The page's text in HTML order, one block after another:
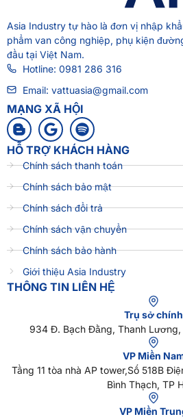
Asia Industry tự hào là đơn vị nhập
phẩm van công nghiệp, phụ kiện
đầu tại Việt Nam.
Hotline: 0981 286 316
Email: vattuasia@gmail.com
MẠNG XÃ HỘI
HỖ TRỢ KHÁCH HÀNG
Chính sách thanh toán
Chính sách bảo mật
Chính sách đổi trả
Chính sách vận chuyển
Chính sách bảo hành
Giới thiệu Asia Industry
THÔNG TIN LIÊN HỆ
Trụ sở chính
934 Đ. Bạch Đằng, Thanh Lương,
VP Miền
Tầng 11 tòa nhà AP tower,Số 518B
Bình Thạch, TP
VP Miền